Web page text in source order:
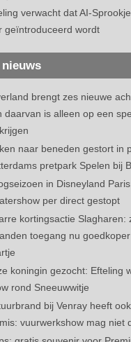
verwacht dat AI-
geïntroduceerd wordt
nieuws
brengt zes nieuwe
daarvan is alleen op een
naar beneden gestort in
pretpark Spelen bij
in Disneyland
per direct gestopt
kortingsactie Slagharen:
toegang nu
koningin gezocht: Efteling
rond Sneeuwwitje
bij Venray heeft
vuurwerkshow mag niet